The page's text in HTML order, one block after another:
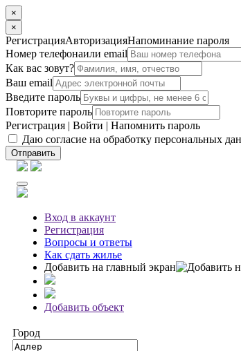
×
×
РегистрацияАвторизацияНапоминание пароля
Номер телефонаили email
Как вас зовут?
Ваш email
Введите пароль
Повторите пароль
Регистрация | Войти | Напомнить пароль
Даю согласие на обработку персональных
Отправить
Вход в аккаунт
Регистрация
Вопросы и ответы
Как сдать жилье
Добавить на главный экран
Добавить объект
Город